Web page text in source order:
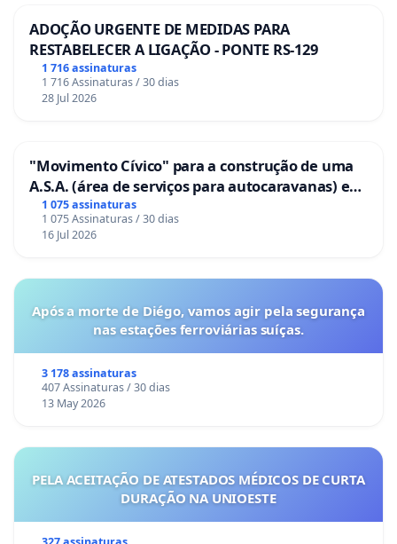
ADOÇÃO URGENTE DE MEDIDAS PARA
RESTABELECER A LIGAÇÃO - PONTE RS-129
1 716 assinaturas
1 716 Assinaturas / 30 dias
28 Jul 2026
"Movimento Cívico" para a construção de uma
A.S.A. (área de serviços para autocaravanas) em
Coimbra
1 075 assinaturas
1 075 Assinaturas / 30 dias
16 Jul 2026
Após a morte de Diégo, vamos agir pela segurança
nas estações ferroviárias suíças.
3 178 assinaturas
407 Assinaturas / 30 dias
13 May 2026
PELA ACEITAÇÃO DE ATESTADOS MÉDICOS DE CURTA
DURAÇÃO NA UNIOESTE